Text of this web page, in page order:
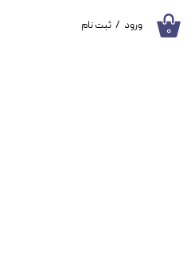
۰ ورود / ثبت نام